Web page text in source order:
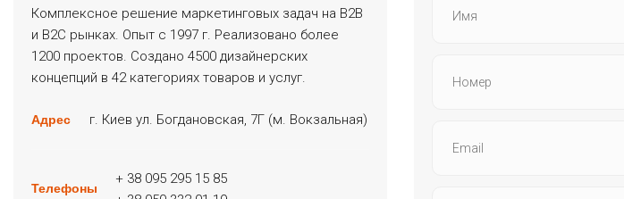
Комплексное решение маркетинговых задач на B2B
и B2C рынках. Опыт с 1997 г. Реализовано более
1200 проектов. Создано 4500 дизайнерских
концепций в 42 категориях товаров и услуг.
Адрес г. Киев ул. Богдановская, 7Г (м. Вокзальная)
Телефоны
+ 38 095 295 15 85